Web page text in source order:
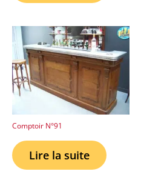
Comptoir N°91
Lire la suite